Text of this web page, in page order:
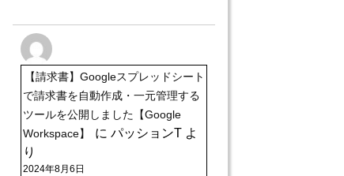
【請求書】Googleスプレッドシート
で請求書を自動作成・一元管理する
ツールを公開しました【Google
Workspace】
に パッションT よ
り
2024年8月6日